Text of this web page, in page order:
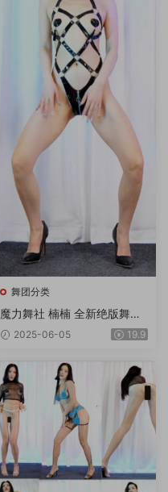
舞团分类
魔力舞社 楠楠 全新绝版舞团
超清4K画质双角度专版 第11
2025-06-05 19.9